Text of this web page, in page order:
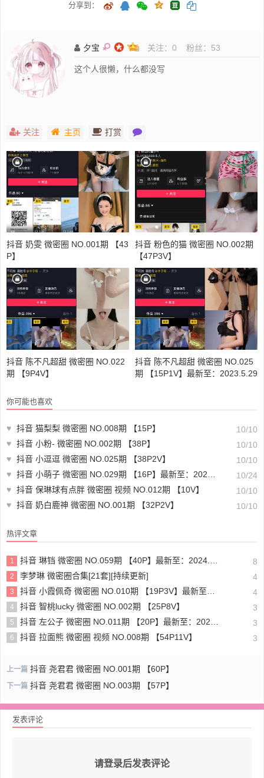
分享到：
夕宝 关注： 0 粉丝： 53
这个人很懒，什么都没写
关注 主页 打赏
抖音 奶雯 微密圈 NO.001期 【43
P】
抖音 粉色的猫 微密圈 NO.002期
【47P3V】
抖音 陈不凡超甜 微密圈 NO.022
期 【9P4V】
抖音 陈不凡超甜 微密圈 NO.025
期 【15P1V】最新至：2023.5.29
你可能也喜欢
♥ 抖音 猫梨梨 微密圈 NO.008期 【15P】
10/10
♥ 抖音 小粉- 微密圈 NO.002期 【38P】
10/10
♥ 抖音 小逗逗 微密圈 NO.025期 【38P2V】
10/10
♥ 抖音 小萌子 微密圈 NO.029期 【16P】最新至：2023.10.22
10/24
♥ 抖音 保琳球有点胖 微密圈 视频 NO.012期 【10V】
10/10
♥ 抖音 奶白鹿神 微密圈 NO.001期 【32P2V】 10/10
热评文章
1 抖音 琳铛 微密圈 NO.059期 【40P】最新至：2024.1.10 8
2 李梦琳 微密圈合集[21套][持续更新] 4
3 抖音 小霞佩奇 微密圈 NO.010期 【19P3V】最新至：2025.5.26 4
4 抖音 智桃lucky 微密圈 NO.002期 【25P8V】 3
5 抖音 左公子 微密圈 NO.011期 【20P】最新至：2024.5.13 3
6 抖音 拉面熊 微密圈 视频 NO.008期 【54P11V】 3
上一篇 抖音 尧君君 微密圈 NO.001期 【60P】
下一篇 抖音 尧君君 微密圈 NO.003期 【57P】
发表评论
请登录后发表评论